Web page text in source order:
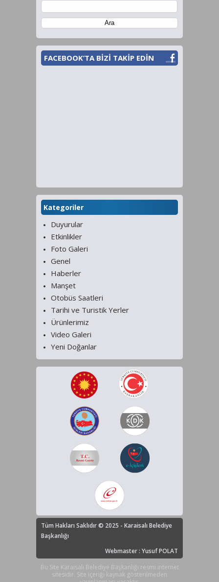
FACEBOOK’TA BİZİ TAKİP EDİN
Kategoriler
Duyurular
Etkinlikler
Foto Galeri
Genel
Haberler
Manşet
Otobüs Saatleri
Tarihi ve Turistik Yerler
Ürünlerimiz
Video Galeri
Yeni Doğanlar
Tüm Hakları Saklıdır © 2025 - Karaisalı Belediye
Başkanlığı
Webmaster : Yusuf POLAT
Bu Site Karaisalı Belediye Başkanlığı resmi internet
sitesidir. Site içeriği kaynak gösterilmeden